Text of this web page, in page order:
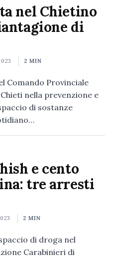
nel Chietino
di
2 MIN
Comando Provinciale
nella prevenzione e
di sostanze
e cento
tre arresti
2 MIN
di droga nel
Carabinieri di